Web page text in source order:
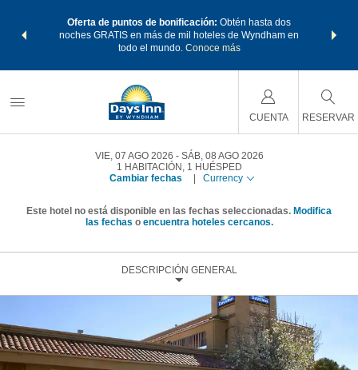
Oferta de puntos de bonificación:Obtén hasta dos
noches GRATIS en más de mil hoteles de Wyndham en
todo el mundo. Conoce más
de viaje
CUENTA RESERVAR
VIE, 07 AGO 2026
SÁB, 08 AGO 2026
1 HABITACIÓN , 1 HUÉSPED
Cambiar fechas
Currency
Este hotel no está disponible en las fechas seleccionadas. Modifica
las fechas o encuentra hoteles cercanos.
DESCRIPCIÓN GENERAL